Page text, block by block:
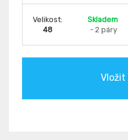
Velikost:
48
Skladem
- 2 páry
Vložit